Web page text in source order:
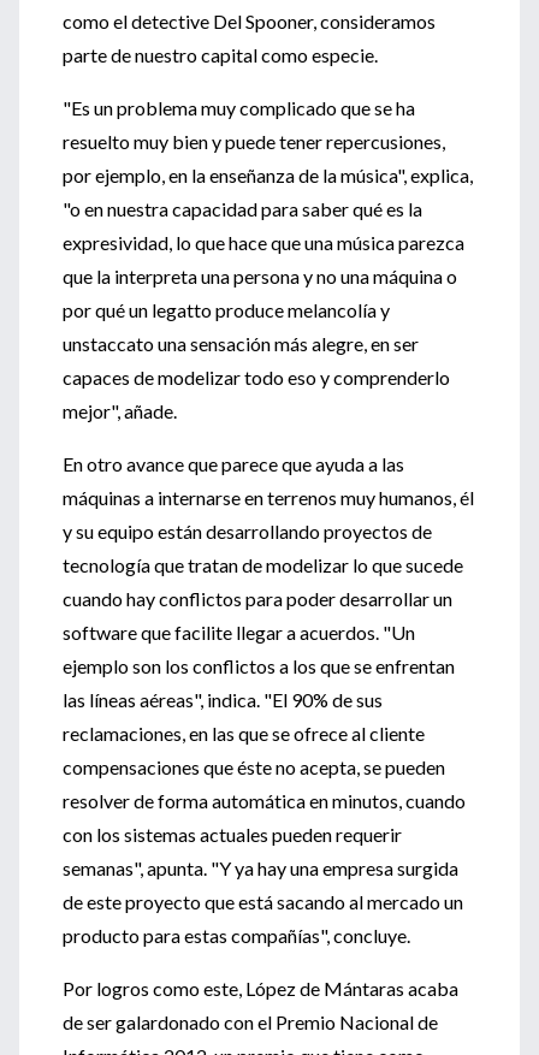
como el detective Del Spooner, consideramos
parte de nuestro capital como especie.
"Es un problema muy complicado que se ha
resuelto muy bien y puede tener repercusiones,
por ejemplo, en la enseñanza de la música", explica,
"o en nuestra capacidad para saber qué es la
expresividad, lo que hace que una música parezca
que la interpreta una persona y no una máquina o
por qué un legatto produce melancolía y
unstaccato una sensación más alegre, en ser
capaces de modelizar todo eso y comprenderlo
mejor", añade.
En otro avance que parece que ayuda a las
máquinas a internarse en terrenos muy humanos, él
y su equipo están desarrollando proyectos de
tecnología que tratan de modelizar lo que sucede
cuando hay conflictos para poder desarrollar un
software que facilite llegar a acuerdos. "Un
ejemplo son los conflictos a los que se enfrentan
las líneas aéreas", indica. "El 90% de sus
reclamaciones, en las que se ofrece al cliente
compensaciones que éste no acepta, se pueden
resolver de forma automática en minutos, cuando
con los sistemas actuales pueden requerir
semanas", apunta. "Y ya hay una empresa surgida
de este proyecto que está sacando al mercado un
producto para estas compañías", concluye.
Por logros como este, López de Mántaras acaba
de ser galardonado con el Premio Nacional de